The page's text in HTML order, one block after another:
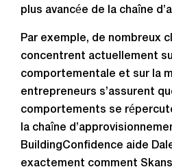
plus avancée de la chaîne
Par exemple, de nombreux
concentrent actuellement
comportementale et sur la
entrepreneurs s’assurent
comportements se
la chaîne
BuildingConfidence aide
exactement comment